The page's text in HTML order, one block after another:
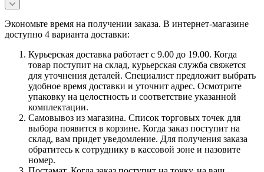
Экономьте время на получении заказа. В интернет-магазине
доступно 4 варианта доставки:
Курьерская доставка работает с 9.00 до 19.00. Когда
товар поступит на склад, курьерская служба свяжется
для уточнения деталей. Специалист предложит выбрать
удобное время доставки и уточнит адрес. Осмотрите
упаковку на целостность и соответствие указанной
комплектации.
Самовывоз из магазина. Список торговых точек для
выбора появится в корзине. Когда заказ поступит на
склад, вам придет уведомление. Для получения заказа
обратитесь к сотруднику в кассовой зоне и назовите
номер.